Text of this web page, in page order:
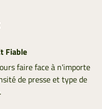
Fiable
faire face à n'importe
de presse et type de